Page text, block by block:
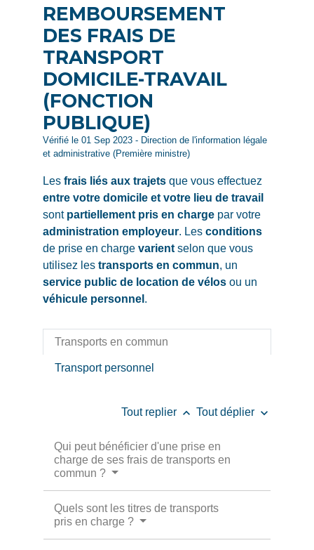
REMBOURSEMENT
DES FRAIS DE
TRANSPORT
DOMICILE-TRAVAIL
(FONCTION
PUBLIQUE)
Vérifié le 01 Sep 2023 - Direction de l'information légale
et administrative (Première ministre)
Lesfrais liés aux trajets que vous effectuez
entre votre domicile et votre lieu de travail
sont partiellement pris en charge par votre
administration employeur. Lesconditions
de prise en chargevarient selon que vous
utilisez lestransports en commun, un
service public de location de vélos ou un
véhicule personnel .
Transports en commun
Transport personnel
Tout replier keyboard_arrow_up Tout déplier keyboard_arrow_down
Qui peut bénéficier d'une prise en
charge de ses frais de transports en
commun ?
Quels sont les titres de transports
pris en charge ?